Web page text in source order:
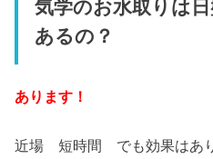
気学のお水取りは
あるの？
あります！
近場 短時間 でも効果はあり